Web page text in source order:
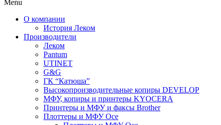
Menu
О компании
История Леком
Производители
Леком
Pantum
UTINET
G&G
ГК “Катюша”
Высокопроизводительные копиры DEVELOP
МФУ, копиры и принтеры KYOCERA
Принтеры и МФУ и факсы Brother
Плоттеры и МФУ Oce